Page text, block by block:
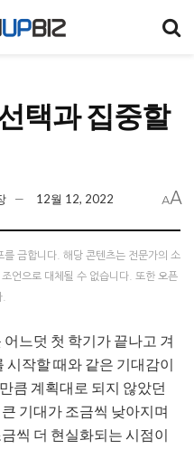
택과 집중할
12월 12, 2022 AA
금합니다. 해당 콘텐츠는 전문가의 소
언으로 대체될 수 없습니다. 또한 오픈
느덧 첫 학기가 끝나고 겨
시작할 때와 같은 기대감이
큼 계획대로 되지 않았던
기대가 조금씩 낮아지며
씩 더 현실화되는 시점이